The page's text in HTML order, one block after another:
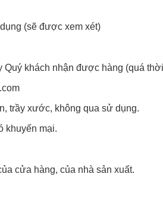
(sẽ được xem xét)
khách nhận được hàng (quá
trầy xước, không qua sử dụng.
khuyến mại.
cửa hàng, của nhà sản xuất.